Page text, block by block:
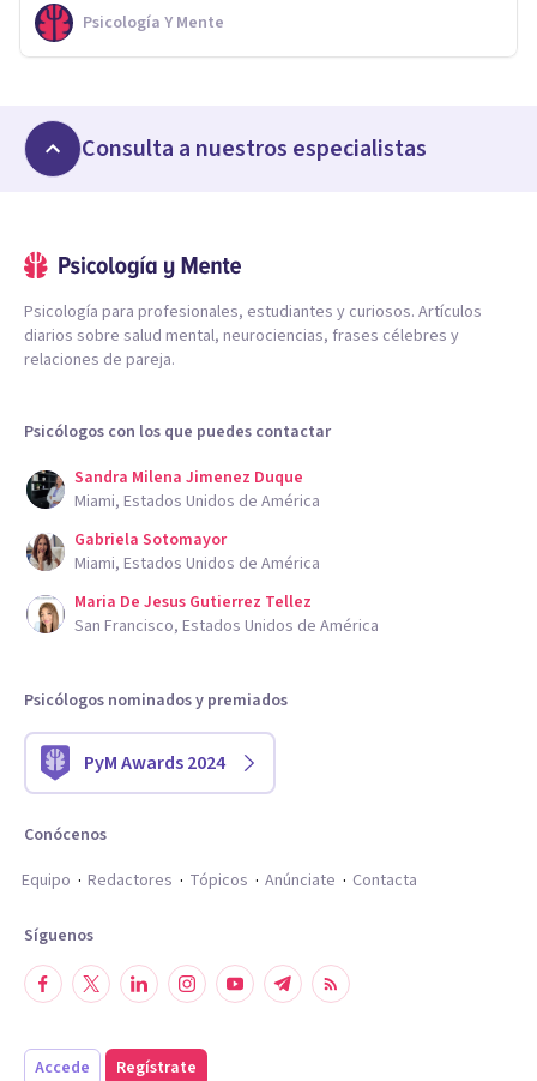
Psicología Y Mente
Consulta a nuestros especialistas
Psicología para profesionales, estudiantes y curiosos. Artículos
diarios sobre salud mental, neurociencias, frases célebres y
relaciones de pareja.
Psicólogos con los que puedes contactar
Sandra Milena Jimenez Duque
Miami, Estados Unidos de América
Gabriela Sotomayor
Miami, Estados Unidos de América
Maria De Jesus Gutierrez Tellez
San Francisco, Estados Unidos de América
Psicólogos nominados y premiados
PyM Awards 2024
Conócenos
Equipo
Redactores Tópicos Anúnciate Contacta
Síguenos
Accede Regístrate